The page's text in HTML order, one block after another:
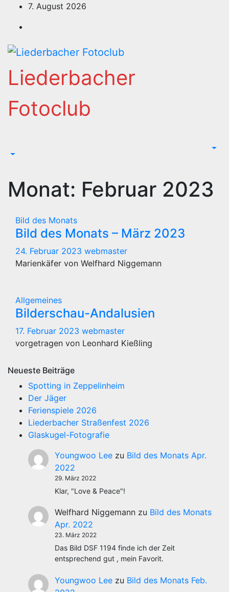
springen
7. August 2026
Liederbacher
Fotoclub
Monat: Februar 2023
Bild des Monats
Bild des Monats – März 2023
24. Februar 2023 webmaster
Marienkäfer von Welfhard Niggemann
Allgemeines
Bilderschau-Andalusien
17. Februar 2023 webmaster
vorgetragen von Leonhard Kießling
Neueste Beiträge
Spotting in Zeppelinheim
Der Jäger
Ferienspiele 2026
Liederbacher Straßenfest 2026
Glaskugel-Fotografie
Youngwoo Lee zu Bild des Monats Apr.
2022
29. März 2022
Klar, "Love & Peace"!
Welfhard Niggemann zu Bild des Monats
Apr. 2022
23. März 2022
Das Bild DSF 1194 finde ich der Zeit
entsprechend gut , mein Favorit.
Youngwoo Lee zu Bild des Monats Feb.